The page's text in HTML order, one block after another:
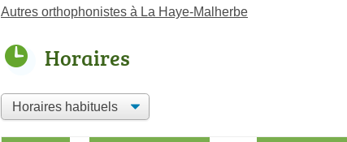
Autres orthophonistes à La Haye-Malherbe
Horaires